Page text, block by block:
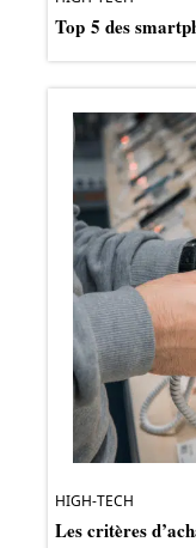
Top 5 des
HIGH-TECH
Les critères